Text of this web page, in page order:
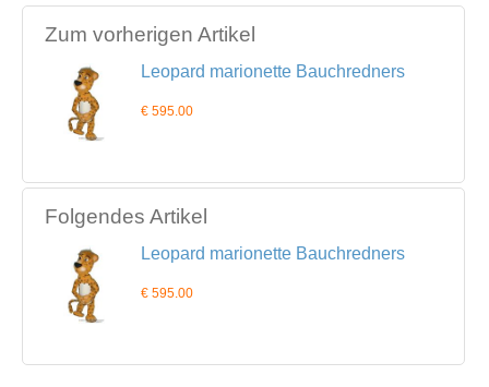
Zum vorherigen Artikel
Leopard marionette Bauchredners
€ 595.00
Folgendes Artikel
Leopard marionette Bauchredners
€ 595.00